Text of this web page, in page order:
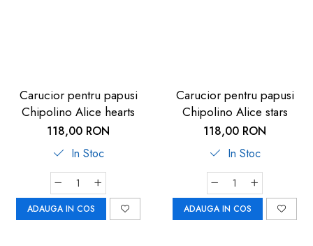
Carucior pentru papusi
Chipolino Alice hearts
118,00 RON
In Stoc
ADAUGA IN COS
Carucior pentru papusi
Chipolino Alice stars
118,00 RON
In Stoc
ADAUGA IN COS